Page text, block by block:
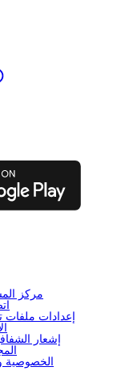
مركز
إعدادات ملفات
إشعار
الخصوصية